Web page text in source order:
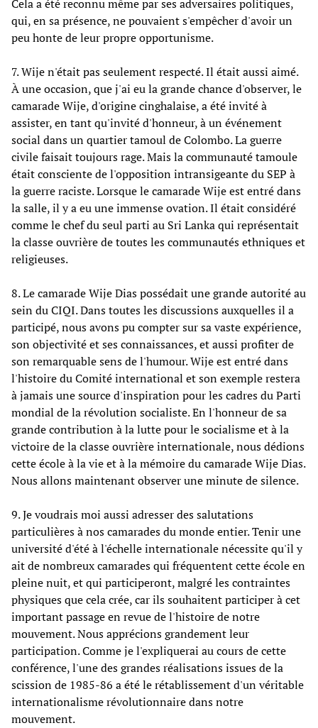
Cela a été reconnu même par ses adversaires politiques,
qui, en sa présence, ne pouvaient s'empêcher d'avoir un
peu honte de leur propre opportunisme.
7. Wije n'était pas seulement respecté. Il était aussi aimé.
À une occasion, que j'ai eu la grande chance d'observer, le
camarade Wije, d'origine cinghalaise, a été invité à
assister, en tant qu'invité d'honneur, à un événement
social dans un quartier tamoul de Colombo. La guerre
civile faisait toujours rage. Mais la communauté tamoule
était consciente de l'opposition intransigeante du SEP à
la guerre raciste. Lorsque le camarade Wije est entré dans
la salle, il y a eu une immense ovation. Il était considéré
comme le chef du seul parti au Sri Lanka qui représentait
la classe ouvrière de toutes les communautés ethniques et
religieuses.
8. Le camarade Wije Dias possédait une grande autorité au
sein du CIQI. Dans toutes les discussions auxquelles il a
participé, nous avons pu compter sur sa vaste expérience,
son objectivité et ses connaissances, et aussi profiter de
son remarquable sens de l'humour. Wije est entré dans
l'histoire du Comité international et son exemple restera
à jamais une source d'inspiration pour les cadres du Parti
mondial de la révolution socialiste. En l'honneur de sa
grande contribution à la lutte pour le socialisme et à la
victoire de la classe ouvrière internationale, nous dédions
cette école à la vie et à la mémoire du camarade Wije Dias.
Nous allons maintenant observer une minute de silence.
9. Je voudrais moi aussi adresser des salutations
particulières à nos camarades du monde entier. Tenir une
université d'été à l'échelle internationale nécessite qu'il y
ait de nombreux camarades qui fréquentent cette école en
pleine nuit, et qui participeront, malgré les contraintes
physiques que cela crée, car ils souhaitent participer à cet
important passage en revue de l'histoire de notre
mouvement. Nous apprécions grandement leur
participation. Comme je l'expliquerai au cours de cette
conférence, l'une des grandes réalisations issues de la
scission de 1985-86 a été le rétablissement d'un véritable
internationalisme révolutionnaire dans notre
mouvement.